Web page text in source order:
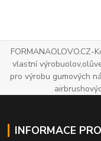
vlastní
pro výrobu gumových
INFORMACE